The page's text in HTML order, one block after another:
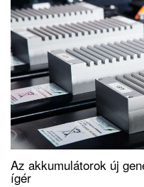
Az akkumulátorok új
ígér